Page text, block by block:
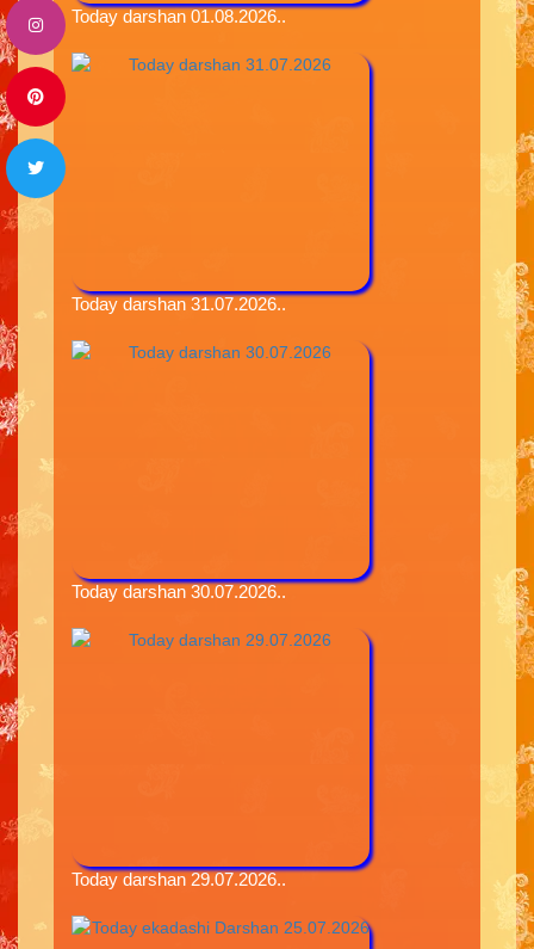
Today darshan 01.08.2026..
Today darshan 31.07.2026..
Today darshan 30.07.2026..
Today darshan 29.07.2026..